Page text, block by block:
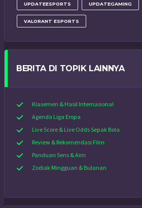
UPDATEESPORTS UPDATEGAMING
VALORANT ESPORTS
BERITA DI TOPIK LAINNYA
Klasemen & Hasil Internasional
Agenda Liga Eropa
Live Score & Live Odds Sepak Bola
Review & Rekomendasi Film
Panduan Sens & Aim
Zodiak Mingguan & Bulanan